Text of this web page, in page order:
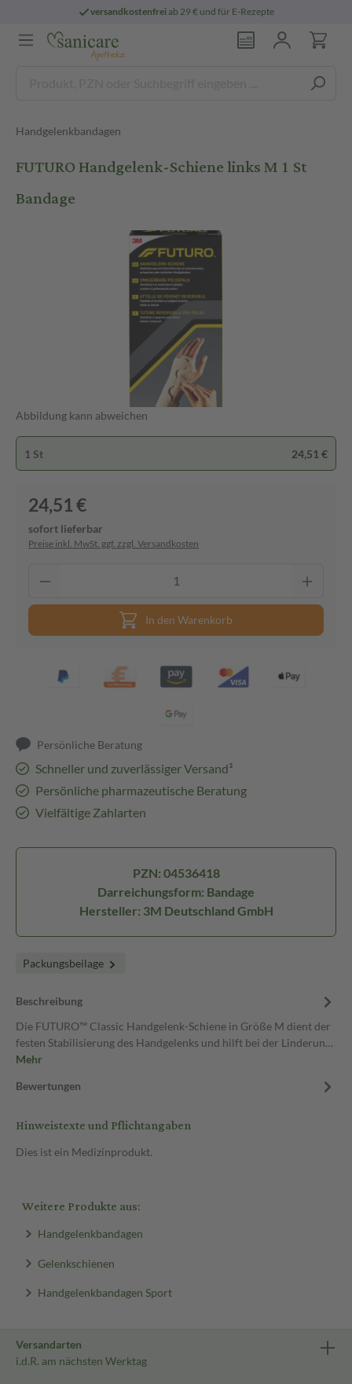
versandkostenfreiab 29 € und für E-Rezepte
Handgelenkbandagen
FUTURO Handgelenk-Schiene links M 1 St
Bandage
Abbildung kann abweichen
1 St 24,51 €
24,51 €
sofort lieferbar
Preise inkl. MwSt. ggf. zzgl. Versandkosten
In den Warenkorb
Persönliche Beratung
Schneller und zuverlässiger Versand³
Persönliche pharmazeutische Beratung
Vielfältige Zahlarten
PZN: 04536418
Darreichungsform: Bandage
Hersteller: 3M Deutschland GmbH
Packungsbeilage
Beschreibung
Die FUTURO™ Classic Handgelenk-Schiene in Größe M dient der
festen Stabilisierung des Handgelenks und hilft bei der Linderun…
Mehr
Bewertungen
Hinweistexte und Pflichtangaben
Dies ist ein Medizinprodukt.
Weitere Produkte aus:
Handgelenkbandagen
Gelenkschienen
Handgelenkbandagen Sport
Versandarten
i.d.R. am nächsten Werktag